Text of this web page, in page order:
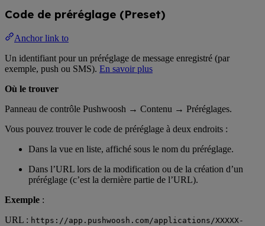
Code de préréglage (Preset)
Anchor link to
Un identifiant pour un préréglage de message enregistré (par
exemple, push ou SMS). En savoir plus
Où le trouver
Panneau de contrôle Pushwoosh → Contenu → Préréglages.
Vous pouvez trouver le code de préréglage à deux endroits :
Dans la vue en liste, affiché sous le nom du préréglage.
Dans l’URL lors de la modification ou de la création d’un
préréglage (c’est la dernière partie de l’URL).
Exemple :
URL : https://app.pushwoosh.com/applications/XXXXX-